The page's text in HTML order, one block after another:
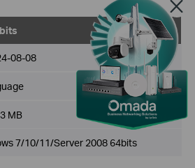
Về
08-08
MB
7/10/11/Server 2008 64bits